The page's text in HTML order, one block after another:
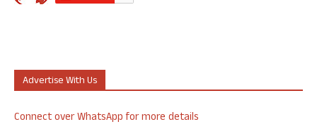
Advertise With Us
Connect over WhatsApp for more details